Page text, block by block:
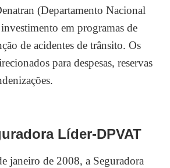
(Departamento Nacional
em programas de
de acidentes de trânsito. Os
para despesas, reservas
Líder-DPVAT
janeiro de 2008, a Seguradora